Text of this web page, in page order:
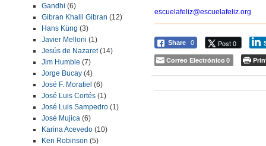
Gandhi (6)
Gibran Khalil Gibran (12)
Hans Küng (3)
Javier Melloni (1)
Jesús de Nazaret(14)
Jim Humble (7)
Jorge Bucay (4)
José F. Moratiel (6)
José Luis Cortés (1)
José Luis Sampedro (1)
José Mujica (6)
Karina Acevedo (10)
Ken Robinson (5)
escuelafeliz@escuelafeliz.org
Share 0 Post 0
Correo Electrónico 0